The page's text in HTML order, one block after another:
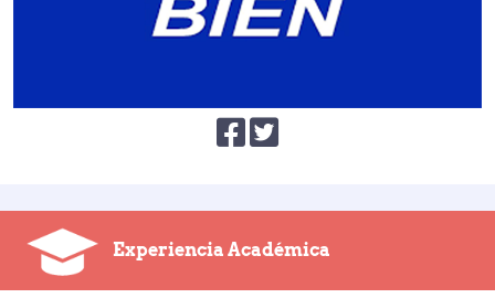
Experiencia Académica